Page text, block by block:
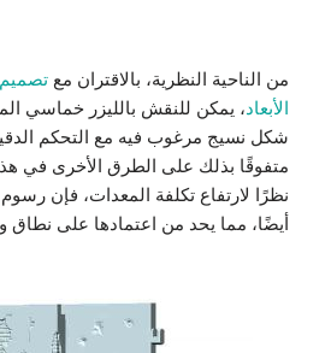
من الناحية النظرية، بالاقتران مع تصميم
الأبعاد، يمكن للنقش بالليزر خماسي
شكل نسيج مرغوب فيه مع التحكم
متفوقًا بذلك على الطرق الأخرى في
نظرًا لارتفاع تكلفة المعدات، فإن رسوم
أيضًا، مما يحد من اعتمادها على نطاق